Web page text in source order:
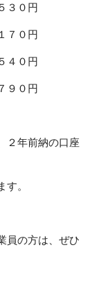
０円
０円
０円
０円
２年前納の口座
。
員の方は、ぜひ